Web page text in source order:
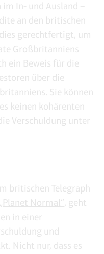
In- und Ausland –
an den britischen
gerechtfertigt, um
Großbritanniens
ein Beweis für die
über die
Sie können
keinen kohärenten
Verschuldung unter
britischen Telegraph
Normal“, geht
in einer
und
Nicht nur, dass es